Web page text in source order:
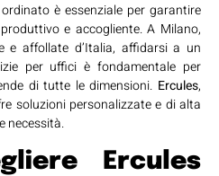
è essenziale per garantire
e accogliente. A Milano,
e affollate d’Italia, affidarsi a un
per uffici è fondamentale per
di tutte le dimensioni. Ercules,
soluzioni personalizzate e di alta
necessità.
Ercules